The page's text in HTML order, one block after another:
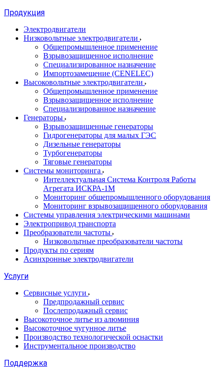
Продукция
Электродвигатели
Низковольтные электродвигатели
Общепромышленное применение
Взрывозащищенное исполнение
Специализированное назначение
Импортозамещение (CENELEC)
Высоковольтные электродвигатели
Общепромышленное применение
Взрывозащищенное исполнение
Специализированное назначение
Генераторы
Взрывозащищенные генераторы
Гидрогенераторы для малых ГЭС
Дизельные генераторы
Турбогенераторы
Тяговые генераторы
Системы мониторинга
Интеллектуальная Система Контроля Работы
Агрегата ИСКРА-1М
Мониторинг общепромышленного оборудования
Мониторинг взрывозащищенного оборудования
Системы управления электрическими машинами
Электропривод транспорта
Преобразователи частоты
Низковольтные преобразователи частоты
Продукты по сериям
Асинхронные электродвигатели
Услуги
Сервисные услуги
Предпродажный сервис
Послепродажный сервис
Высокоточное литье из алюминия
Высокоточное чугунное литье
Производство технологической оснастки
Инструментальное производство
Поддержка